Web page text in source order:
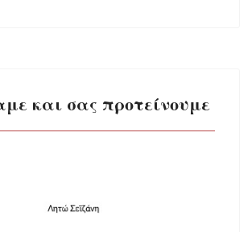
και σας προτείνουμε